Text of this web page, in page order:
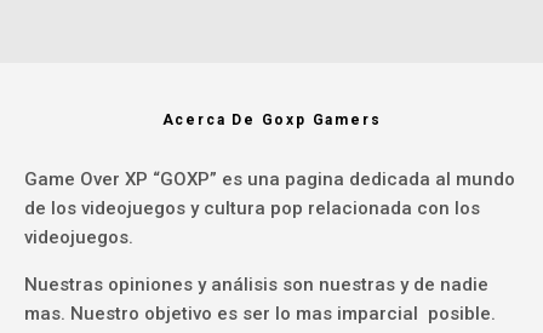
Acerca De Goxp Gamers
Game Over XP “GOXP” es una pagina dedicada al mundo
de los videojuegos y cultura pop relacionada con los
videojuegos.
Nuestras opiniones y análisis son nuestras y de nadie
mas. Nuestro objetivo es ser lo mas imparcial posible.